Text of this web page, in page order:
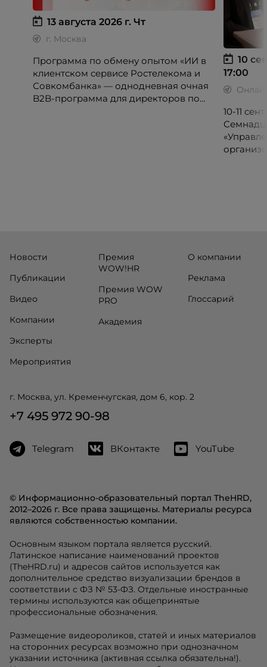
13 августа 2026 г. Чт
г. Москва
Программа по обмену опытом «ИИ в
клиентском сервисе Ростелекома и
Совкомбанка» — однодневная очная
B2B-программа для директоров по
10
17:00
10-11
© Информационно-образовательный портал TheHRD,
2012–2026 г. Все права защищены. Материалы ресурса
являются собственностью компании.
Основным языком портала является русский.
Латинское написание наименований проектов
(TheHRD.ru) и адресов сайтов используется как
дополнительное средство визуализации брендов в
соответствии с ФЗ № 53-ФЗ. Отдельные иностранные
термины используются как общепринятые
профессиональные обозначения.
Размещение видеороликов, статей и иных материалов
на сторонних ресурсах возможно при однозначном
указании источника (активная ссылка обязательна!).
Новости
Публикации
Видео
Компании
Эксперты
Мероприятия
Премия
WOW!HR
Премия WOW
PRO
Академия
О компании
Реклама
Глоссарий
г. Москва, ул. Кременчугская, дом 6, кор. 2
+7 495 972 90-98
Telegram ВКонтакте YouTube